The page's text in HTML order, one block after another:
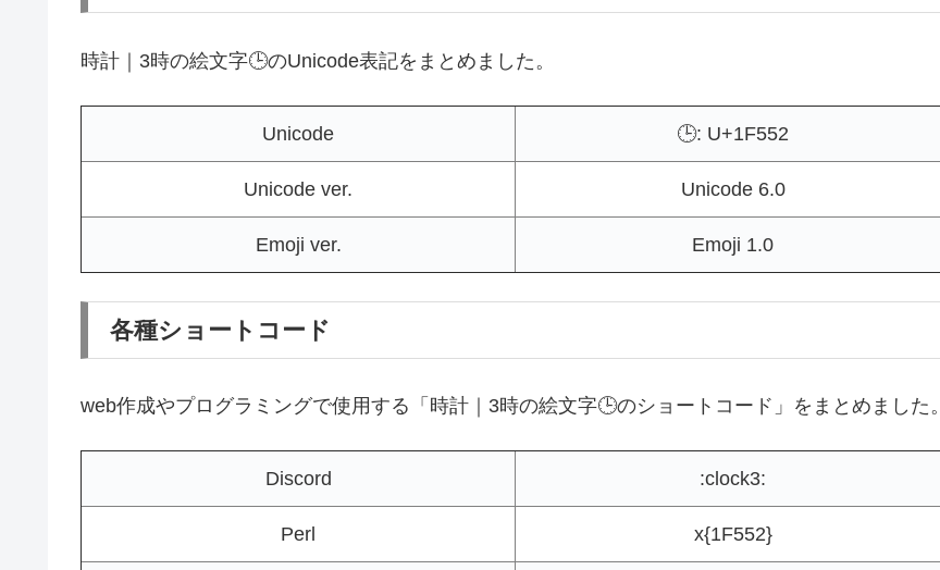
時計｜3時の絵文字🕒のUnicode表記をまとめました。
Unicode 🕒: U+1F552
Unicode ver. Unicode 6.0
Emoji ver. Emoji 1.0
各種ショートコード
web作成やプログラミングで使用する「時計｜3時の絵文字🕒のショートコード」をまとめました。
Discord :clock3:
Perl x{1F552}